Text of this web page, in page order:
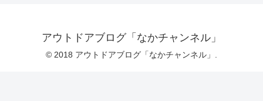
アウトドアブログ「なかチャンネル」
© 2018 アウトドアブログ「なかチャンネル」.